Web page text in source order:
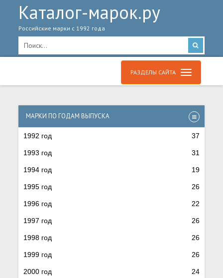
Каталог-марок.ру
Российские марки с 1992 года
РАЗДЕЛЫ САЙТА
МАРКИ ПО ГОДАМ ВЫПУСКА
1992 год 37
1993 год 31
1994 год 19
1995 год 26
1996 год 22
1997 год 26
1998 год 26
1999 год 26
2000 год 24